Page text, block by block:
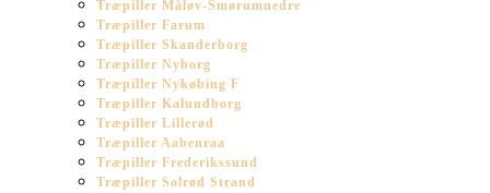
Træpiller Måløv-Smørumnedre
Træpiller Farum
Træpiller Skanderborg
Træpiller Nyborg
Træpiller Nykøbing F
Træpiller Kalundborg
Træpiller Lillerød
Træpiller Aabenraa
Træpiller Frederikssund
Træpiller Solrød Strand